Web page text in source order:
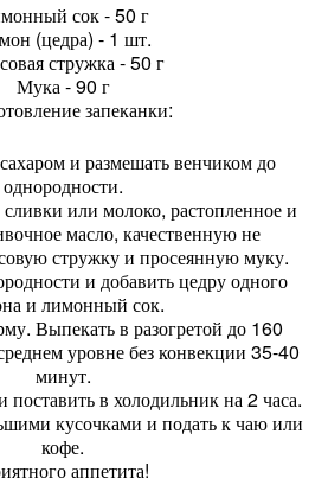
сок - 50 г
(цедра) - 1 шт.
стружка - 50 г
Мука - 90 г
запеканки:
и размешать венчиком до
однородности.
или молоко, растопленное и
масло, качественную не
стружку и просеянную муку.
и добавить цедру одного
и лимонный сок.
Выпекать в разогретой до 160
уровне без конвекции 35-40
минут.
в холодильник на 2 часа.
кусочками и подать к чаю или
кофе.
аппетита!